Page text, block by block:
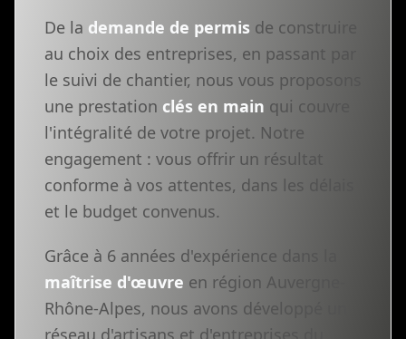
De la demande de permis de construire
au choix des entreprises, en passant par
le suivi de chantier, nous vous proposons
une prestation clés en main qui couvre
l'intégralité de votre projet. Notre
engagement : vous offrir un résultat
conforme à vos attentes, dans les délais
et le budget convenus.
Grâce à 6 années d'expérience dans la
maîtrise d'œuvre en région Auvergne-
Rhône-Alpes, nous avons développé un
réseau d'artisans et d'entreprises du